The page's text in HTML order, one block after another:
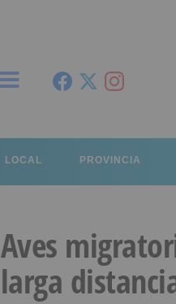
LOCAL PROVINCIA
Aves
larga